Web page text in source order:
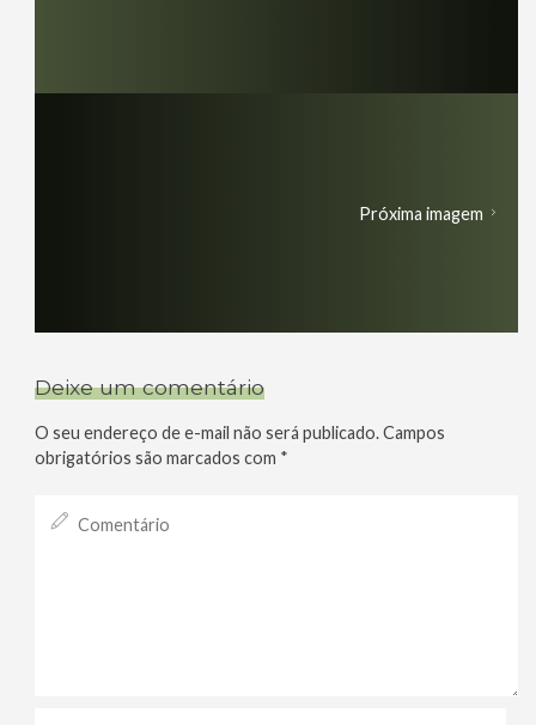
Próxima imagem
Deixe um comentário
O seu endereço de e-mail não será publicado. Campos
obrigatórios são marcados com *